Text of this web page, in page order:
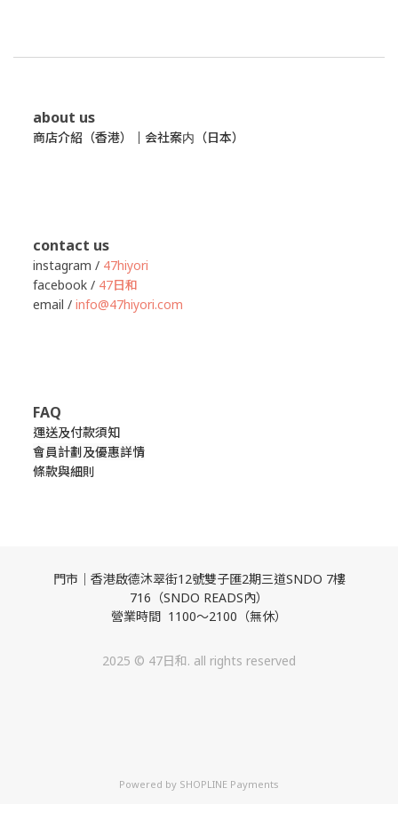
about us
商店介紹（香港） 会社案内（日本）
contact us
instagram / 47hiyori
facebook / 47日和
email / info@47hiyori.com
FAQ
運送及付款須知
會員計劃及優惠詳情
條款與細則
門市｜香港啟德沐翠街12號雙子匯2期三道SNDO 7樓
716（SNDO READS內）
營業時間 1100～2100（無休）
2025 © 47日和. all rights reserved
Powered by SHOPLINE Payments